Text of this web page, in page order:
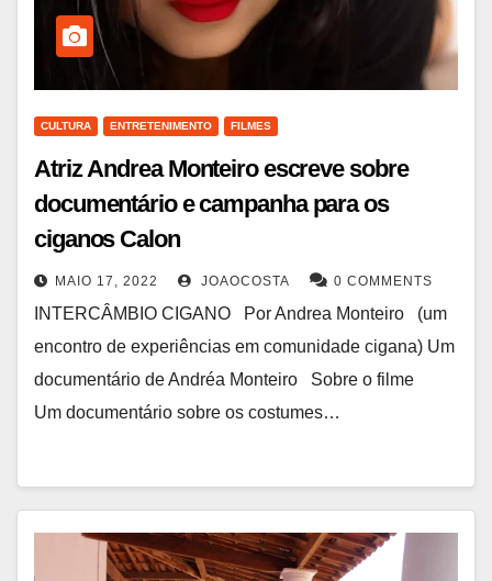
CULTURA ENTRETENIMENTO FILMES
Atriz Andrea Monteiro escreve sobre
documentário e campanha para os
ciganos Calon
MAIO 17, 2022 JOAOCOSTA 0 COMMENTS
INTERCÂMBIO CIGANO Por Andrea Monteiro (um
encontro de experiências em comunidade cigana) Um
documentário de Andréa Monteiro Sobre o filme
Um documentário sobre os costumes…